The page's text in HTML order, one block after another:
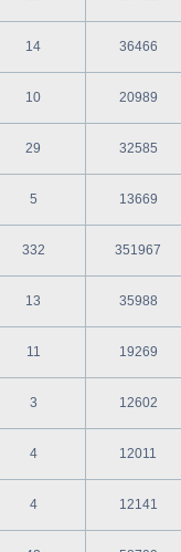
14 36466
10 20989
29 32585
5 13669
332 351967
13 35988
11 19269
3 12602
4 12011
4 12141